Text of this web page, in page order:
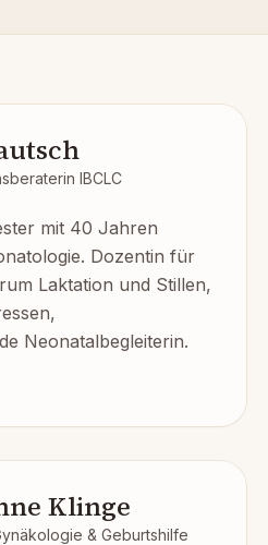
IBCLC
mit 40 Jahren
Dozentin für
Laktation und Stillen,
Neonatalbegleiterin.
Klinge
& Geburtshilfe